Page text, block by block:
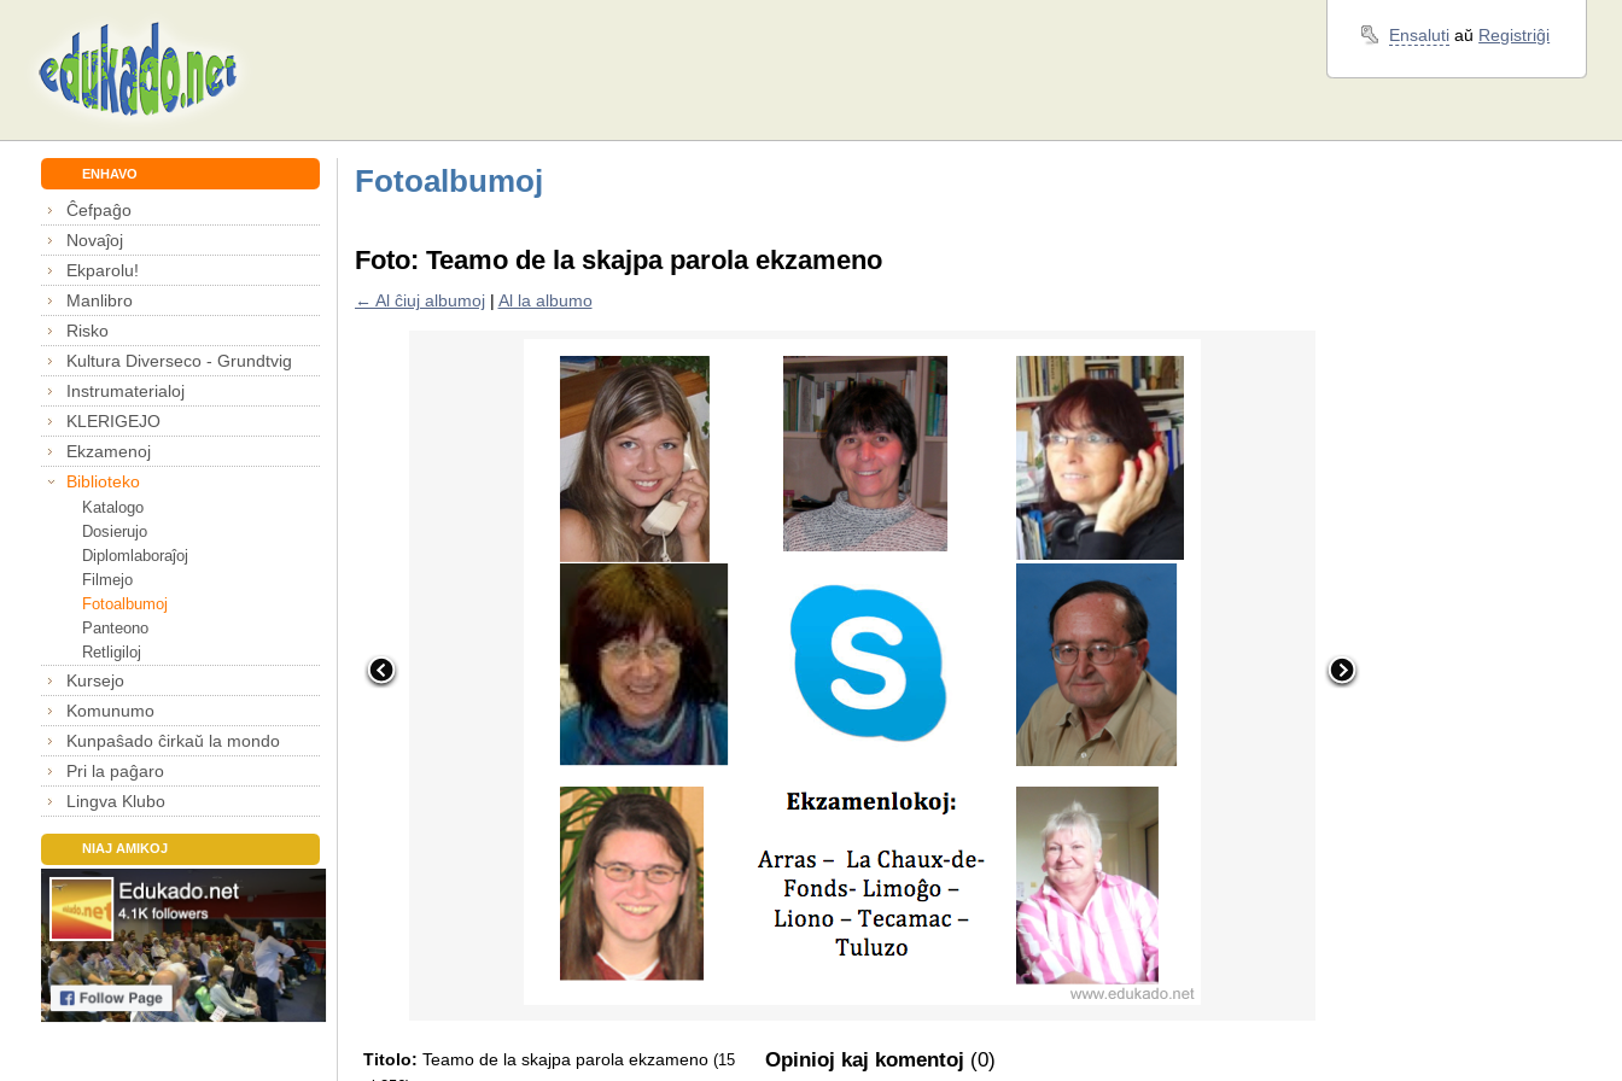
Ensaluti aŭ Registriĝi
ENHAVO
Ĉefpaĝo
Novaĵoj
Ekparolu!
Manlibro
Risko
Kultura Diverseco - Grundtvig
Instrumaterialoj
KLERIGEJO
Ekzamenoj
Biblioteko
Katalogo
Dosierujo
Diplomlaboraĵoj
Filmejo
Fotoalbumoj
Panteono
Retligiloj
Kursejo
Komunumo
Kunpaŝado ĉirkaŭ la mondo
Pri la paĝaro
Lingva Klubo
NIAJ AMIKOJ
Fotoalbumoj
Foto: Teamo de la skajpa parola ekzameno
← Al ĉiuj albumoj| Al la albumo
Titolo: Teamo de la skajpa parola ekzameno (15
Opinioj kaj komentoj (0)